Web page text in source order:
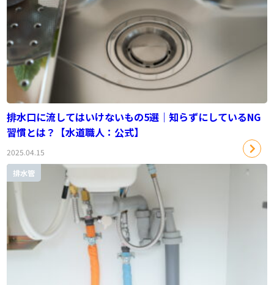
排水口に流してはいけないもの5選｜知らずにしているNG
習慣とは？【水道職人：公式】
2025.04.15
排水管